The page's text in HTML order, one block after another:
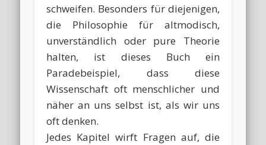
schweifen. Besonders für diejenigen,
die Philosophie für altmodisch,
unverständlich oder pure Theorie
halten, ist dieses Buch ein
Paradebeispiel, dass diese
Wissenschaft oft menschlicher und
näher an uns selbst ist, als wir uns
oft denken.
Jedes Kapitel wirft Fragen auf, die